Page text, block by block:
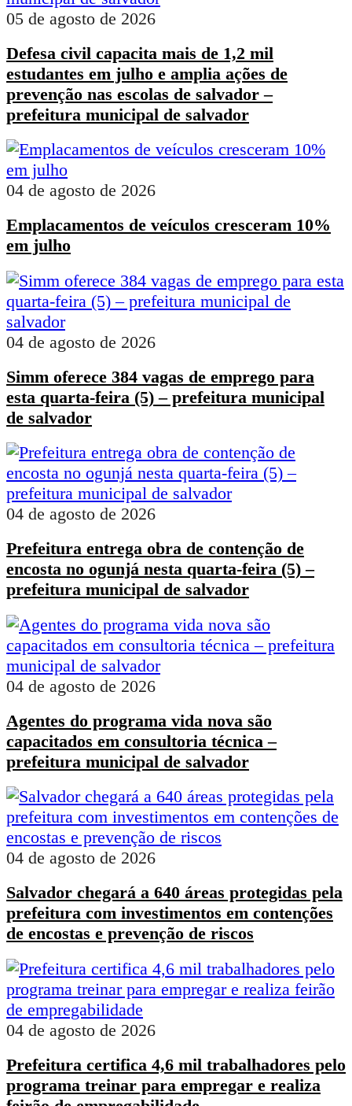
05 de agosto de 2026
Defesa civil capacita mais de 1,2 mil
estudantes em julho e amplia ações de
prevenção nas escolas de salvador –
prefeitura municipal de salvador
04 de agosto de 2026
Emplacamentos de veículos cresceram 10%
em julho
04 de agosto de 2026
Simm oferece 384 vagas de emprego para
esta quarta-feira (5) – prefeitura municipal
de salvador
04 de agosto de 2026
Prefeitura entrega obra de contenção de
encosta no ogunjá nesta quarta-feira (5) –
prefeitura municipal de salvador
04 de agosto de 2026
Agentes do programa vida nova são
capacitados em consultoria técnica –
prefeitura municipal de salvador
04 de agosto de 2026
Salvador chegará a 640 áreas protegidas pela
prefeitura com investimentos em contenções
de encostas e prevenção de riscos
04 de agosto de 2026
Prefeitura certifica 4,6 mil trabalhadores pelo
programa treinar para empregar e realiza